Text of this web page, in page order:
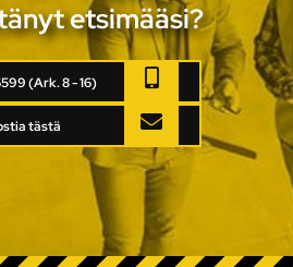
etsimääsi?
(Ark. 8 - 16)
tästä